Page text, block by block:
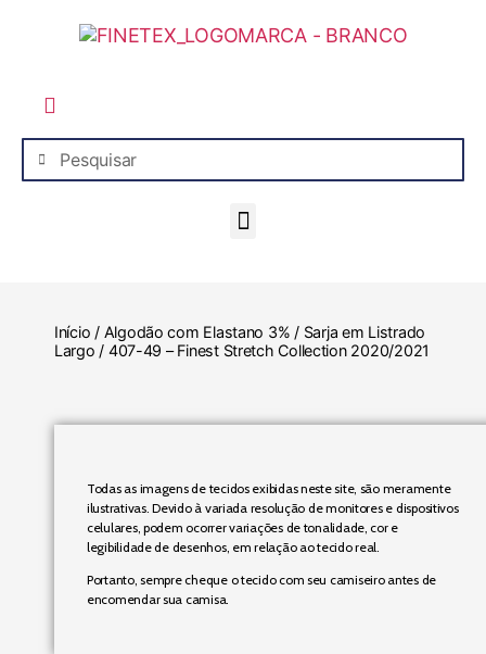
Início / Algodão com Elastano 3% / Sarja em Listrado
Largo / 407-49 – Finest Stretch Collection 2020/2021
Todas as imagens de tecidos exibidas neste site, são meramente
ilustrativas. Devido à variada resolução de monitores e dispositivos
celulares, podem ocorrer variações de tonalidade, cor e
legibilidade de desenhos, em relação ao tecido real.
Portanto, sempre cheque o tecido com seu camiseiro antes de
encomendar sua camisa.